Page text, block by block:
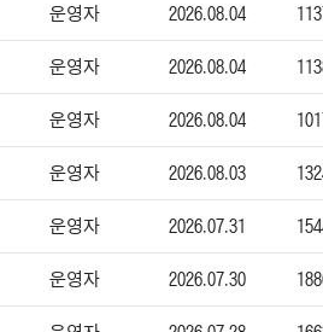
운영자 2026.08.04
운영자 2026.08.04
운영자 2026.08.04
운영자 2026.08.03
운영자 2026.07.31
운영자 2026.07.30